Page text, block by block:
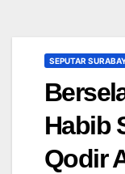
SEPUTAR
Habib
Qodir